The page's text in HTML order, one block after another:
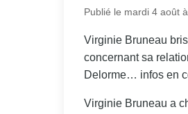
Publié le mardi 4 août
Virginie Bruneau
concernant sa
Delorme… infos en
Virginie Bruneau a